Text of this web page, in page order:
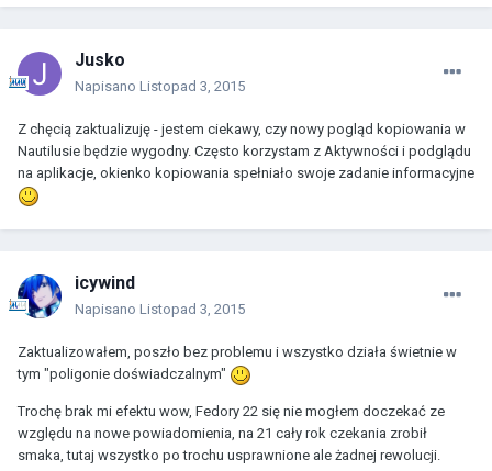
Jusko
Napisano Listopad 3, 2015
Z chęcią zaktualizuję - jestem ciekawy, czy nowy pogląd kopiowania w
Nautilusie będzie wygodny. Często korzystam z Aktywności i podglądu
na aplikacje, okienko kopiowania spełniało swoje zadanie informacyjne
icywind
Napisano Listopad 3, 2015
Zaktualizowałem, poszło bez problemu i wszystko działa świetnie w
tym "poligonie doświadczalnym"
Trochę brak mi efektu wow, Fedory 22 się nie mogłem doczekać ze
względu na nowe powiadomienia, na 21 cały rok czekania zrobił
smaka, tutaj wszystko po trochu usprawnione ale żadnej rewolucji.